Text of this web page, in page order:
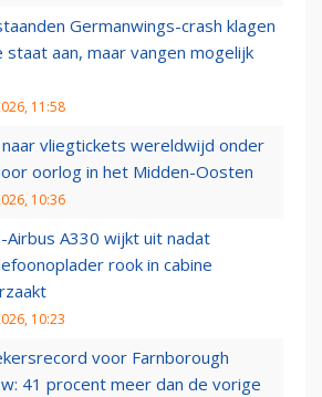
Germanwings-crash klagen
staat aan, maar vangen mogelijk
11:58
naar vliegtickets wereldwijd onder
oorlog in het Midden-Oosten
10:36
Airbus A330 wijkt uit nadat
rook in cabine
10:23
voor Farnborough
41 procent meer dan de vorige